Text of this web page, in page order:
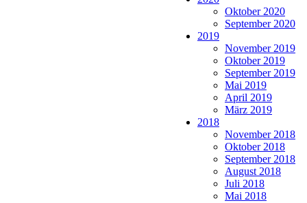
Oktober 2020
September 2020
2019
November 2019
Oktober 2019
September 2019
Mai 2019
April 2019
März 2019
2018
November 2018
Oktober 2018
September 2018
August 2018
Juli 2018
Mai 2018